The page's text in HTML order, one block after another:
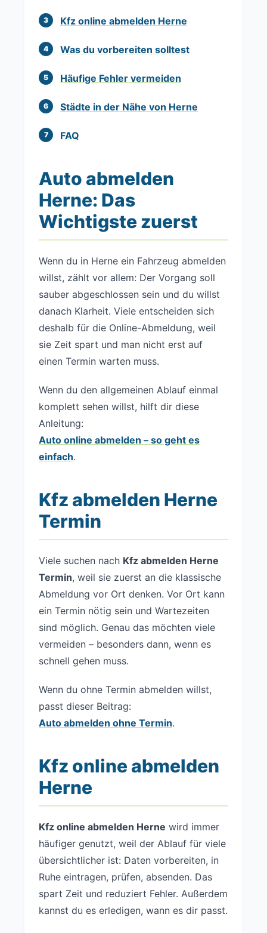
Kfz online abmelden Herne
Was du vorbereiten solltest
Häufige Fehler vermeiden
Städte in der Nähe von Herne
FAQ
Auto abmelden
Herne: Das
Wichtigste zuerst
Wenn du in Herne ein Fahrzeug abmelden
willst, zählt vor allem: Der Vorgang soll
sauber abgeschlossen sein und du willst
danach Klarheit. Viele entscheiden sich
deshalb für die Online-Abmeldung, weil
sie Zeit spart und man nicht erst auf
einen Termin warten muss.
Wenn du den allgemeinen Ablauf einmal
komplett sehen willst, hilft dir diese
Anleitung:
Auto online abmelden – so geht es
einfach.
Kfz abmelden Herne
Termin
Viele suchen nach Kfz abmelden Herne
Termin, weil sie zuerst an die klassische
Abmeldung vor Ort denken. Vor Ort kann
ein Termin nötig sein und Wartezeiten
sind möglich. Genau das möchten viele
vermeiden – besonders dann, wenn es
schnell gehen muss.
Wenn du ohne Termin abmelden willst,
passt dieser Beitrag:
Auto abmelden ohne Termin.
Kfz online abmelden
Herne
Kfz online abmelden Herne wird immer
häufiger genutzt, weil der Ablauf für viele
übersichtlicher ist: Daten vorbereiten, in
Ruhe eintragen, prüfen, absenden. Das
spart Zeit und reduziert Fehler. Außerdem
kannst du es erledigen, wann es dir passt.